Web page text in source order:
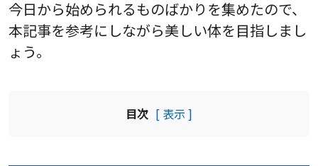
今日から始められるものばかりを集めたので、
本記事を参考にしながら美しい体を目指しまし
ょう。
目次 [ 表示 ]